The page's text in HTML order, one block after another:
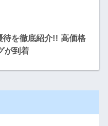
待を徹底紹介!! 高価格
が到着